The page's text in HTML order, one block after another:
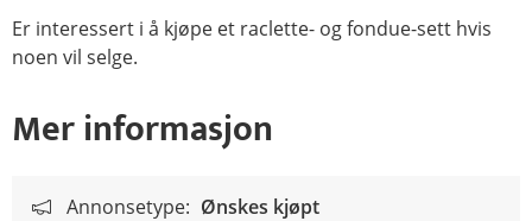
Er interessert i å kjøpe et raclette- og fondue-sett hvis
noen vil selge.
Mer informasjon
Annonsetype: Ønskes kjøpt